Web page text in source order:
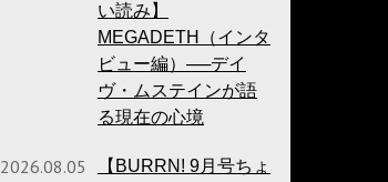
い読み】
MEGADETH（インタ
ビュー編）──デイ
ヴ・ムステインが語
る現在の心境
2026.08.05
【BURRN! 9月号ちょ